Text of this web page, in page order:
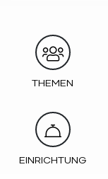
THEMEN
EINRICHTUNG